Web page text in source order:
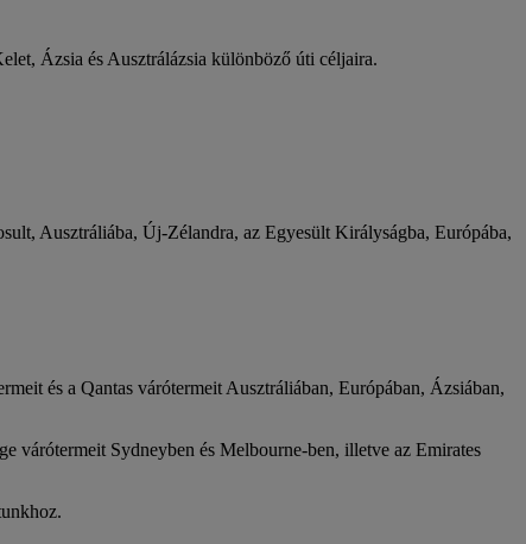
Ázsia és Ausztrálázsia különböző úti céljaira.
Ausztráliába, Új-Zélandra, az Egyesült Királyságba, Európába,
és a Qantas várótermeit Ausztráliában, Európában, Ázsiában,
várótermeit Sydneyben és Melbourne-ben, illetve az Emirates